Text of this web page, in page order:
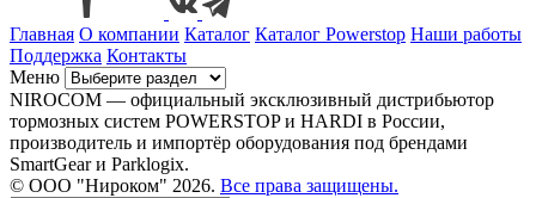
Главная О компании Каталог Каталог Powerstop Наши работы
Поддержка Контакты
Меню
NIROCOM — официальный эксклюзивный дистрибьютор
тормозных систем POWERSTOP и HARDI в России,
производитель и импортёр оборудования под брендами
SmartGear и Parklogix.
© ООО "Нироком" 2026. Все права защищены.